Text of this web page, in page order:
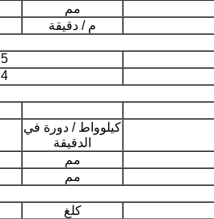
مم
م / دقيقة
5
4
كيلوواط / دورة في
الدقيقة
مم
مم
كلغ